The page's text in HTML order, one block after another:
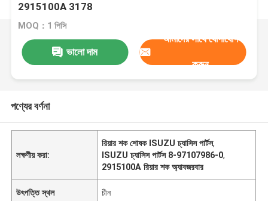
2915100A 3178
MOQ：1 পিসি
ভালো দাম
আমাদের সাথে যোগাযোগ
করুন
পণ্যের বর্ণনা
লক্ষণীয় করা:
রিয়ার শক শোষক ISUZU চ্যাসিস পার্টস,
ISUZU চ্যাসিস পার্টস 8-97107986-0,
2915100A রিয়ার শক অ্যাবজরবার
উৎপত্তি স্থল চীন